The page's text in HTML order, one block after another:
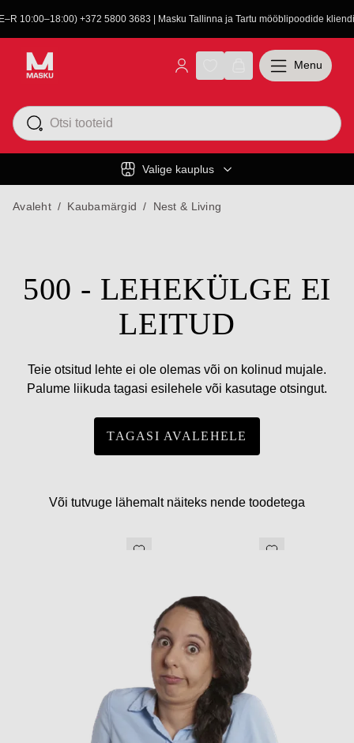
10:00–18:00) +372 5800 3683 | Masku Tallinna ja Tartu mööblipoodide
Valige kauplus
Menu
Avaleht / Kaubamärgid / Nest & Living
500 - LEHEKÜLGE EI
LEITUD
Teie otsitud lehte ei ole olemas või on kolinud mujale.
Palume liikuda tagasi esilehele või kasutage otsingut.
TAGASI AVALEHELE
Või tutvuge lähemalt näiteks nende toodetega